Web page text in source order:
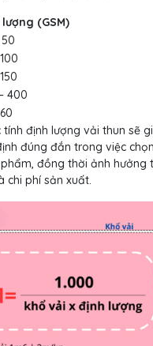
(GSM)
400
tính định lượng vải thun sẽ
đúng đắn trong việc
đồng thời ảnh hưởng
chi phí sản xuất.